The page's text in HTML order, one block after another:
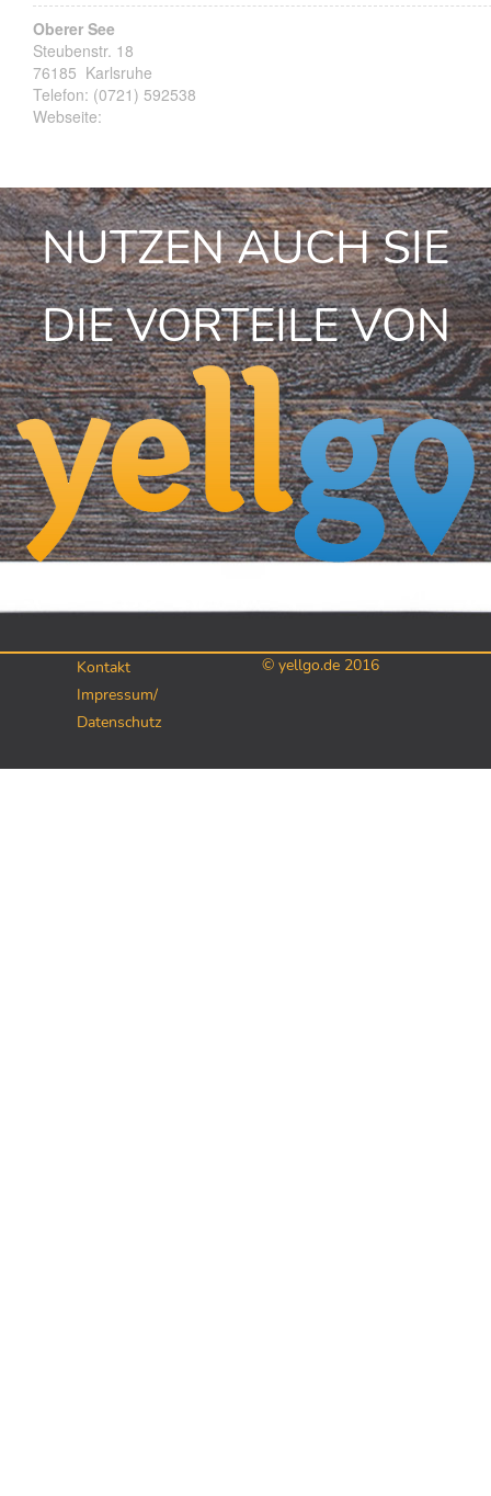
Oberer See
Steubenstr. 18
76185 Karlsruhe
Telefon: (0721) 592538
Webseite:
NUTZEN AUCH SIE
DIE VORTEILE VON
Kontakt
Impressum/
Datenschutz
© yellgo.de 2016